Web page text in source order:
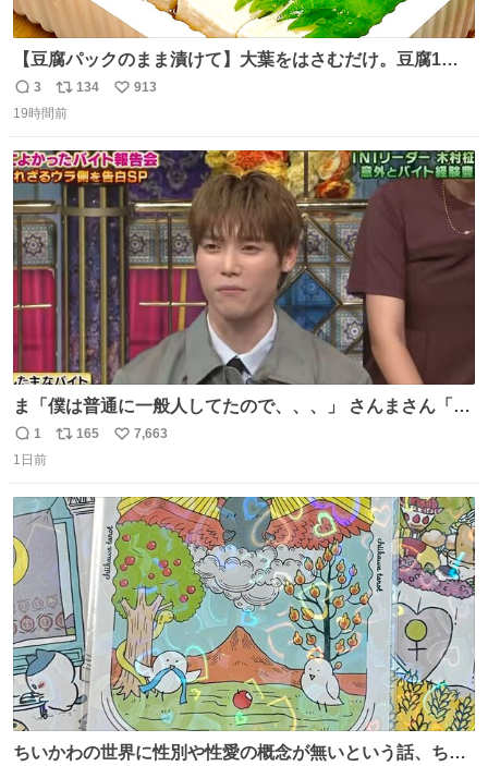
【豆腐パックのまま漬けて】大葉をはさむだけ。豆腐1
丁、秒でなくなる 豆腐に大葉をはさんで、めんつゆに漬け
るだけ。冷蔵庫で置くだけで味がしみ込み、さっぱりなの
い日にもぴったりの大葉と豆腐の漬けレシピです。 詳しく
はリプ欄を見てね👇
返
信
3
リ
ポ
ト
数
134
い
数
913
19時間前
ま「僕は普通に一般人してたので、、、」 さんまさん「チ
ンパンジー⁉️」 しぬwwwwwwwwwwwwwwwwwwwww
返
信
1
リ
ト
数
165
い
数
7,663
1日前
ちいかわの世界に性別や性愛の概念が無いという話、ちい